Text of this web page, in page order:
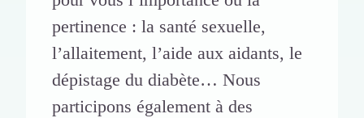
pertinence : la santé sexuelle,
l’allaitement, l’aide aux aidants, le
dépistage du diabète… Nous
participons également à des